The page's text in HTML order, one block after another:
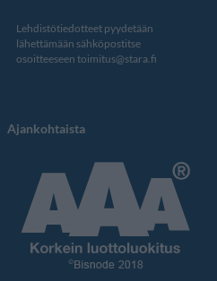
Lehdistötiedotteet pyydetään
lähettämään sähköpostitse
osoitteeseen toimitus@stara.fi
Ajankohtaista